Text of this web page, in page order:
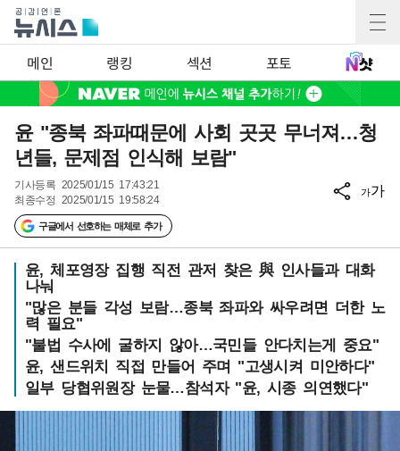
메인 랭킹 섹션 포토
윤 "종북 좌파때문에 사회 곳곳 무너져…청
년들, 문제점 인식해 보람"
기사등록 2025/01/15 17:43:21
최종수정 2025/01/15 19:58:24
구글에서 선호하는 매체로 추가
가가
윤, 체포영장 집행 직전 관저 찾은 與 인사들과 대화
나눠
"많은 분들 각성 보람…종북 좌파와 싸우려면 더한 노
력 필요"
"불법 수사에 굴하지 않아…국민들 안다치는게 중요"
윤, 샌드위치 직접 만들어 주며 "고생시켜 미안하다"
일부 당협위원장 눈물…참석자 "윤, 시종 의연했다"